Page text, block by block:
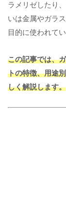
ラメリゼしたり
いは金属やガラ
目的に使われてい
この記事では、
トの特徴、用途
しく解説します。